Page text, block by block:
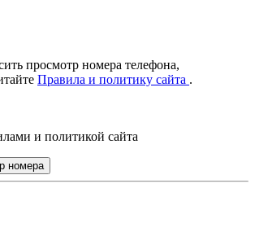
просмотр номера телефона,
Правила и политику сайта .
и политикой сайта
номера